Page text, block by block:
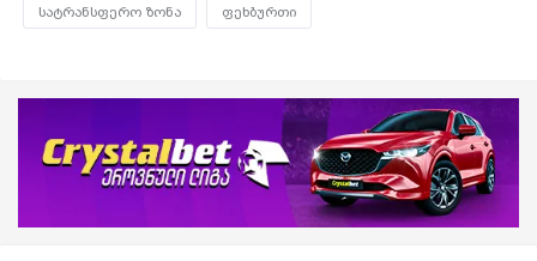
სატრანსფერო ზონა ფეხბურთი